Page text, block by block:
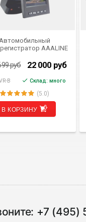
AAALINE
установки
руб 22 000 руб
B Склад: много
(5.0)
В КОРЗИНУ
+7 (495)